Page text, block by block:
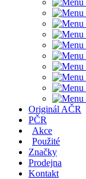
Originál AČR
PČR
Akce
Použité
Značky
Prodejna
Kontakt